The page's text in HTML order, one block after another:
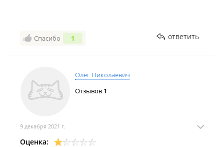
Спасибо 1 ответить
Олег Николаевич
Отзывов 1
9 декабря 2021 г.
Оценка: